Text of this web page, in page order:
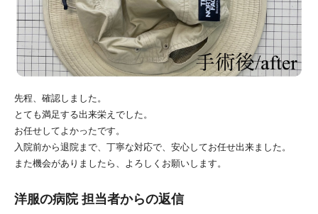
先程、確認しました。
とても満足する出来栄えでした。
お任せしてよかったです。
入院前から退院まで、丁寧な対応で、安心してお任せ出来ました。
また機会がありましたら、よろしくお願いします。
洋服の病院 担当者からの返信